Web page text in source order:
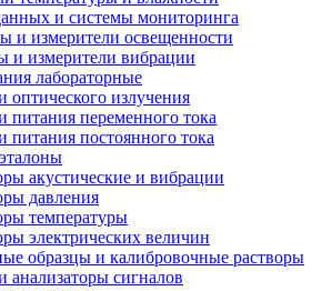
и системы мониторинга
и измерители освещенности
измерители вибрации
лабораторные
оптического излучения
питания переменного тока
питания постоянного тока
акустические и вибрации
давления
температуры
электрических величин
образцы и калибровочные растворы
сигналов